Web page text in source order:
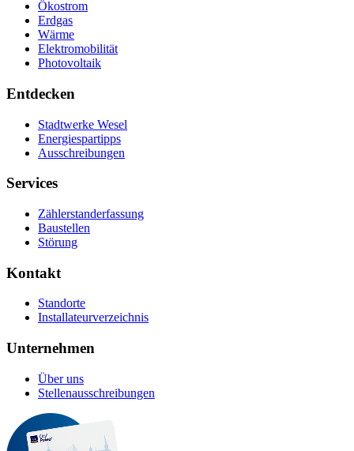
Ökostrom
Erdgas
Wärme
Elektromobilität
Photovoltaik
Entdecken
Stadtwerke Wesel
Energiespartipps
Ausschreibungen
Services
Zählerstanderfassung
Baustellen
Störung
Kontakt
Standorte
Installateurverzeichnis
Unternehmen
Über uns
Stellenausschreibungen